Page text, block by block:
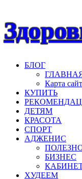
Наверх
БЛОГ
Карта
КУПИТЬ
ДЕТЯМ
КРАСОТА
СПОРТ
АДЖЕНИС
БИЗНЕС
ХУДЕЕМ